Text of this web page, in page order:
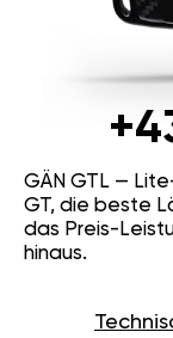
GÄN GTL —
GT, die beste
das Preis-
hinaus.